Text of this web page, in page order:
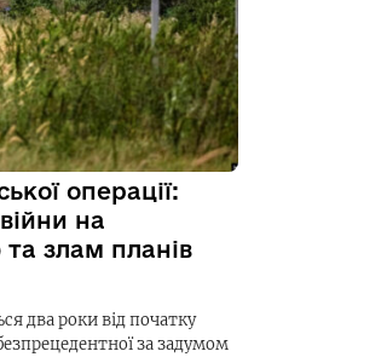
операції:
на
злам планів
два роки від початку
за задумом